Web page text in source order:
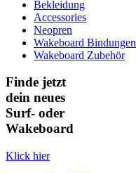
Bekleidung
Accessories
Neopren
Wakeboard Bindungen
Wakeboard Zubehör
Finde jetzt
dein neues
Surf- oder
Wakeboard
Klick hier